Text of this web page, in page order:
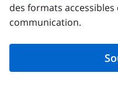
des formats accessibles
communication.